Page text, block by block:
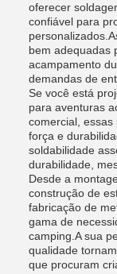
oferecer
confiável para
bem adequadas
acampamento
demandas de
Se você está
para aventuras
comercial,
força e
soldabilidade
durabilidade,
Desde a
construção de
fabricação de
gama de
camping.A sua
qualidade
que procuram